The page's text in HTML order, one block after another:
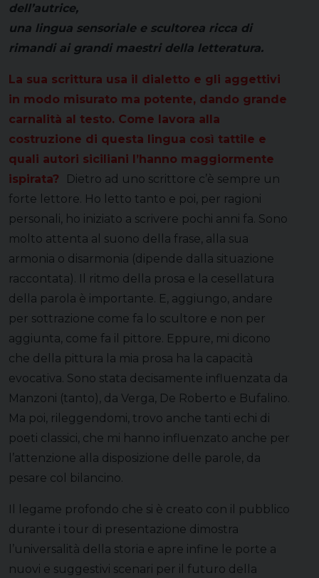
dell’autrice,
una lingua sensoriale e scultorea ricca di
rimandi ai grandi maestri della letteratura.
La sua scrittura usa il dialetto e gli aggettivi
in modo misurato ma potente, dando grande
carnalità al testo. Come lavora alla
costruzione di questa lingua così tattile e
quali autori siciliani l’hanno maggiormente
ispirata?
Dietro ad uno scrittore c’è sempre un
forte lettore. Ho letto tanto e poi, per ragioni
personali, ho iniziato a scrivere pochi anni fa. Sono
molto attenta al suono della frase, alla sua
armonia o disarmonia (dipende dalla situazione
raccontata). Il ritmo della prosa e la cesellatura
della parola è importante. E, aggiungo, andare
per sottrazione come fa lo scultore e non per
aggiunta, come fa il pittore. Eppure, mi dicono
che della pittura la mia prosa ha la capacità
evocativa. Sono stata decisamente influenzata da
Manzoni (tanto), da Verga, De Roberto e Bufalino.
Ma poi, rileggendomi, trovo anche tanti echi di
poeti classici, che mi hanno influenzato anche per
l’attenzione alla disposizione delle parole, da
pesare col bilancino.
Il legame profondo che si è creato con il pubblico
durante i tour di presentazione dimostra
l’universalità della storia e apre infine le porte a
nuovi e suggestivi scenari per il futuro della